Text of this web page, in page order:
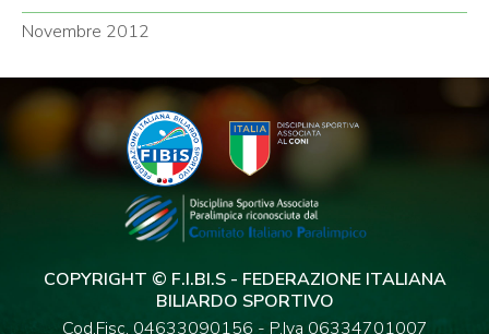
Novembre 2012
COPYRIGHT © F.I.BI.S - FEDERAZIONE ITALIANA
BILIARDO SPORTIVO
Cod.Fisc. 04633090156 - P.Iva 06334701007